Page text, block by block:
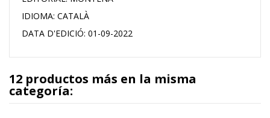
IDIOMA: CATALÀ
DATA D'EDICIÓ: 01-09-2022
12 productos más en la misma
categoría: